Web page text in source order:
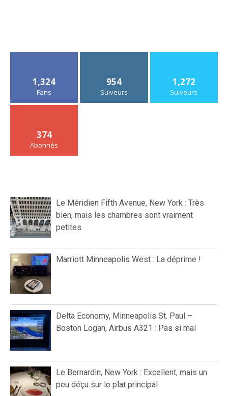
1,324
Fans
954
Suiveurs
1,272
Suiveurs
374
Abonnés
Le Méridien Fifth Avenue, New York : Très
bien, mais les chambres sont vraiment
petites
Marriott Minneapolis West : La déprime !
Delta Economy, Minneapolis St. Paul –
Boston Logan, Airbus A321 : Pas si mal
Le Bernardin, New York : Excellent, mais un
peu déçu sur le plat principal